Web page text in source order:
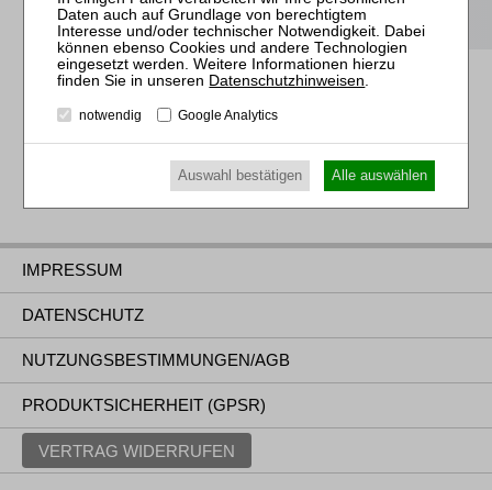
RWS Verlag bei Instagram
IMPRESSUM
DATENSCHUTZ
NUTZUNGSBESTIMMUNGEN/AGB
PRODUKTSICHERHEIT (GPSR)
VERTRAG WIDERRUFEN
Datenschutzhinweisen.
notwendig Google Analytics
Auswahl bestätigen Alle auswählen